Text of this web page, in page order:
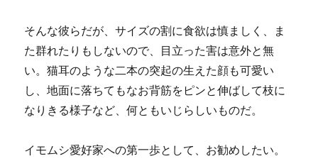
そんな彼らだが、サイズの割に食欲は慎ましく、ま
た群れたりもしないので、目立った害は意外と無
い。猫耳のような二本の突起の生えた顔も可愛い
し、地面に落ちてもなお背筋をピンと伸ばして枝に
なりきる様子など、何ともいじらしいものだ。
イモムシ愛好家への第一歩として、お勧めしたい。